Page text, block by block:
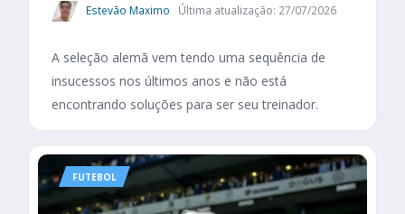
Estevão Maximo Última atualização: 27/07/2026
A seleção alemã vem tendo uma sequência de
insucessos nos últimos anos e não está
encontrando soluções para ser seu treinador.
FUTEBOL